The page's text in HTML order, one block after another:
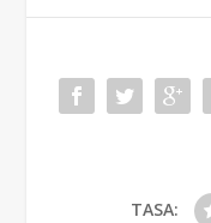
TASA: